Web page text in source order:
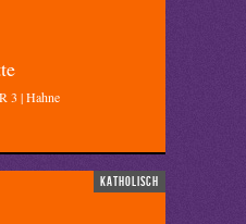
3 | Hahne
katholisch